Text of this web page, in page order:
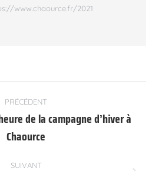
www.chaource.fr/2021
PRÉCÉDENT
précédent
de la campagne d’hiver à
Chaource
SUIVANT